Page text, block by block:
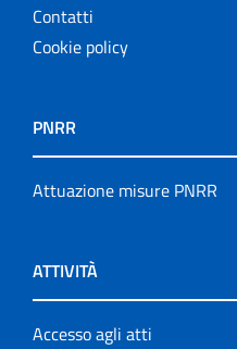
Contatti
Cookie policy
PNRR
Attuazione misure PNRR
ATTIVITÀ
Accesso agli atti